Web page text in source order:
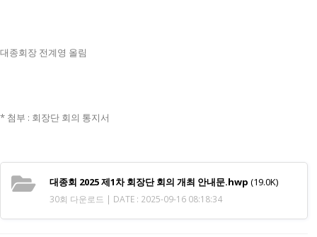
대종회장 전계영 올림
* 첨부 : 회장단 회의 통지서
대종회 2025 제1차 회장단 회의 개최 안내문.hwp (19.0K)
30회 다운로드 | DATE : 2025-09-16 08:18:34